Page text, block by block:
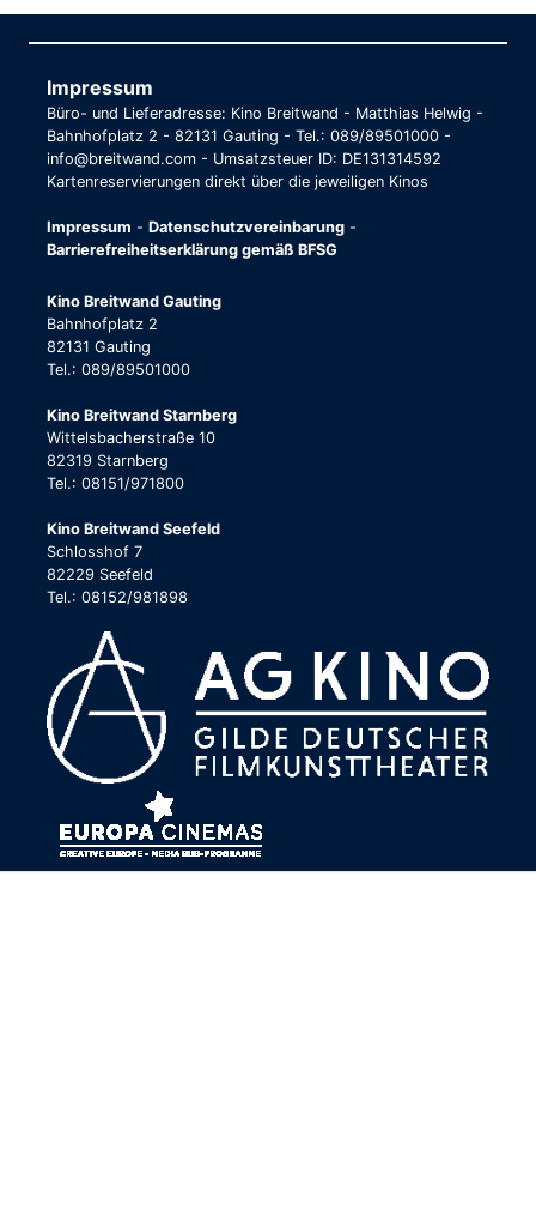
Impressum
Büro- und Lieferadresse: Kino Breitwand - Matthias Helwig -
Bahnhofplatz 2 - 82131 Gauting - Tel.: 089/89501000 -
info@breitwand.com - Umsatzsteuer ID: DE131314592
Kartenreservierungen direkt über die jeweiligen Kinos
Impressum - Datenschutzvereinbarung -
Barrierefreiheitserklärung gemäß BFSG
Kino Breitwand Gauting
Bahnhofplatz 2
82131 Gauting
Tel.: 089/89501000
Kino Breitwand Starnberg
Wittelsbacherstraße 10
82319 Starnberg
Tel.: 08151/971800
Kino Breitwand Seefeld
Schlosshof 7
82229 Seefeld
Tel.: 08152/981898